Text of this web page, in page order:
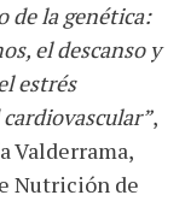
de la genética:
el descanso y
estrés
,
Valderrama,
Nutrición de